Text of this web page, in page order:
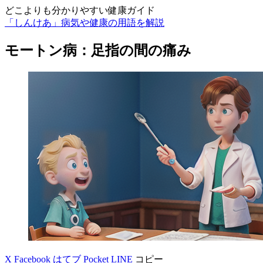
どこよりも分かりやすい健康ガイド
「しんけあ」病気や健康の用語を解説
モートン病：足指の間の痛み
X Facebook はてブ Pocket LINE コピー